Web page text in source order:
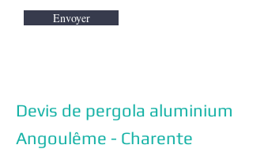
Envoyer
Devis de pergola aluminium
Angoulême - Charente